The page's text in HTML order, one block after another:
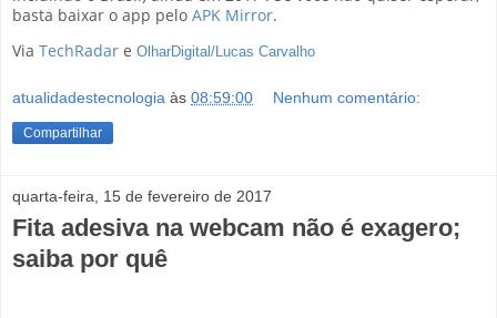
basta baixar o app pelo APK Mirror.
Via TechRadar e OlharDigital/Lucas Carvalho
atualidadestecnologia às 08:59:00 Nenhum comentário:
Compartilhar
quarta-feira, 15 de fevereiro de 2017
Fita adesiva na webcam não é exagero;
saiba por quê